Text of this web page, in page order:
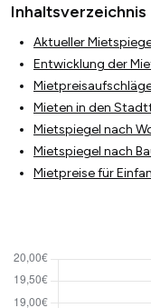
Inhaltsverzeichnis
Aktueller
Entwicklung der
Mieten in den
Mietspiegel nach
Mietspiegel nach
Mietpreise für